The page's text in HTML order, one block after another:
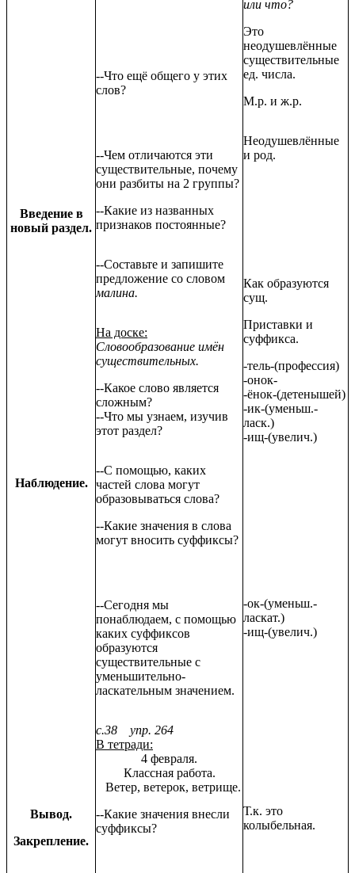
Введение в
новый раздел.
Наблюдение.
Вывод.
Закрепление.
--Что ещё общего у этих
слов?
--Чем отличаются эти
существительные, почему
они разбиты на 2 группы?
--Какие из названных
признаков постоянные?
--Составьте и запишите
предложение со словом
малина.
На доске:
Словообразование имён
существительных.
--Какое слово является
сложным?
--Что мы узнаем, изучив
этот раздел?
--С помощью, каких
частей слова могут
образовываться слова?
--Какие значения в слова
могут вносить суффиксы?
--Сегодня мы
понаблюдаем, с помощью
каких суффиксов
образуются
существительные с
уменьшительно-
ласкательным значением.
с.38 упр. 264
В тетради:
4 февраля.
Классная работа.
Ветер, ветерок, ветрище.
--Какие значения внесли
суффиксы?
или что?
Это
неодушевлённые
существительные
ед. числа.
М.р. и ж.р.
Неодушевлённые
и род.
Как образуются
сущ.
Приставки и
суффикса.
-тель-(профессия)
-онок-
-ёнок-(детенышей)
-ик-(уменьш.-
ласк.)
-ищ-(увелич.)
-ок-(уменьш.-
ласкат.)
-ищ-(увелич.)
Т.к. это
колыбельная.